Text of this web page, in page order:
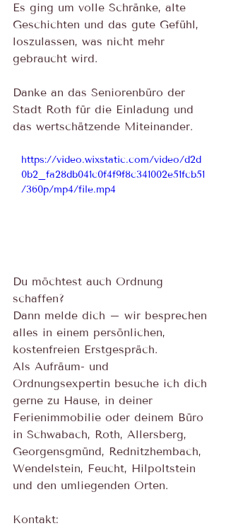
Es ging um volle Schränke, alte
Geschichten und das gute Gefühl,
loszulassen, was nicht mehr
gebraucht wird.
Danke an das Seniorenbüro der
Stadt Roth für die Einladung und
das wertschätzende Miteinander.
https://video.wixstatic.com/video/d2d
0b2_fa28db041c0f4f9f8c341002e51fcb51
/360p/mp4/file.mp4
Du möchtest auch Ordnung
schaffen?
Dann melde dich – wir besprechen
alles in einem persönlichen,
kostenfreien Erstgespräch.
Als Aufräum- und
Ordnungsexpertin besuche ich dich
gerne zu Hause, in deiner
Ferienimmobilie oder deinem Büro
in Schwabach, Roth, Allersberg,
Georgensgmünd, Rednitzhembach,
Wendelstein, Feucht, Hilpoltstein
und den umliegenden Orten.
Kontakt: